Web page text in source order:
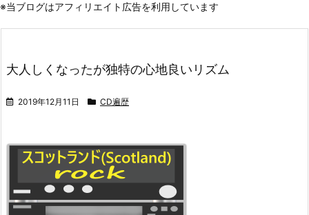
※当ブログはアフィリエイト広告を利用しています
大人しくなったが独特の心地良いリズム
2019年12月11日 CD遍歴